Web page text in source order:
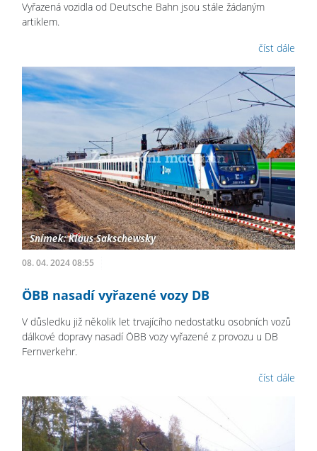
Vyřazená vozidla od Deutsche Bahn jsou stále žádaným
artiklem.
číst dále
08. 04. 2024 08:55
ÖBB nasadí vyřazené vozy DB
V důsledku již několik let trvajícího nedostatku osobních vozů
dálkové dopravy nasadí ÖBB vozy vyřazené z provozu u DB
Fernverkehr.
číst dále